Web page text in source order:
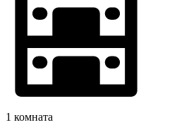
1 комната